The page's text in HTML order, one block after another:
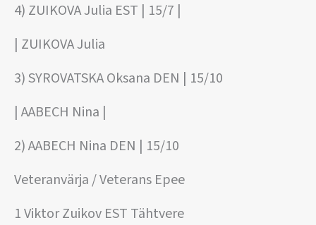
4) ZUIKOVA Julia EST | 15/7 |
| ZUIKOVA Julia
3) SYROVATSKA Oksana DEN | 15/10
| AABECH Nina |
2) AABECH Nina DEN | 15/10
Veteranvärja / Veterans Epee
1 Viktor Zuikov EST Tähtvere